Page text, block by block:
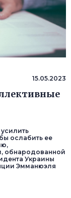
15.05.2023
ослабить ее
обнародованной
Украины
Эмманюэля